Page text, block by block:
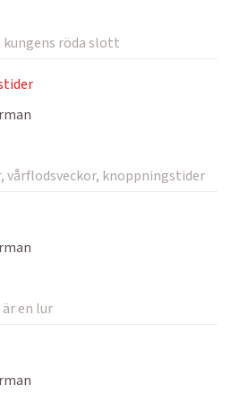
kungens röda slott
knoppningstider
en lur